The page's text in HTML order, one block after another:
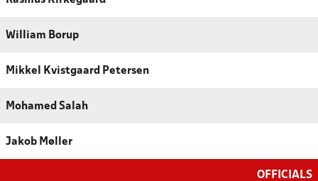
William Borup
Mikkel Kvistgaard Petersen
Mohamed Salah
Jakob Møller
OFFICIALS